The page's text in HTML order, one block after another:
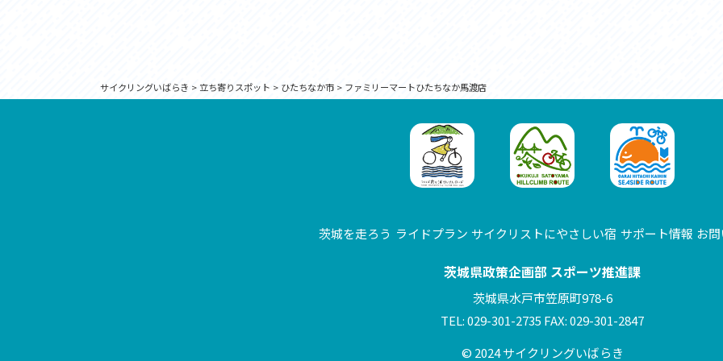
サイクリングいばらき > 立ち寄りスポット > ひたちなか市> ファミリーマートひたちなか馬渡店
茨城を走ろう ライドプラン サイクリストにやさしい宿 サポート情報 お
茨城県政策企画部 スポーツ推進課
茨城県水戸市笠原町978-6
TEL: 029-301-2735 FAX: 029-301-2847
© 2024 サイクリングいばらき